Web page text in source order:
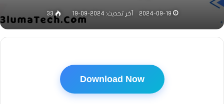
2024-09-19 آخر تحديث: 2024-09-19 33
Download Now